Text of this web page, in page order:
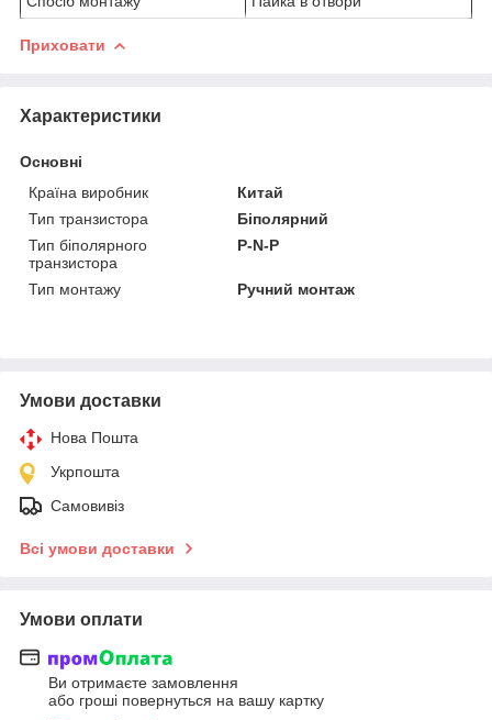
Приховати
Характеристики
Основні
Країна виробник
Китай
Тип транзистора
Біполярний
Тип біполярного
транзистора
P-N-P
Тип монтажу Ручний монтаж
Умови доставки
Нова Пошта
Укрпошта
Самовивіз
Всі умови доставки
Умови оплати
Ви отримаєте замовлення
або гроші повернуться на вашу картку